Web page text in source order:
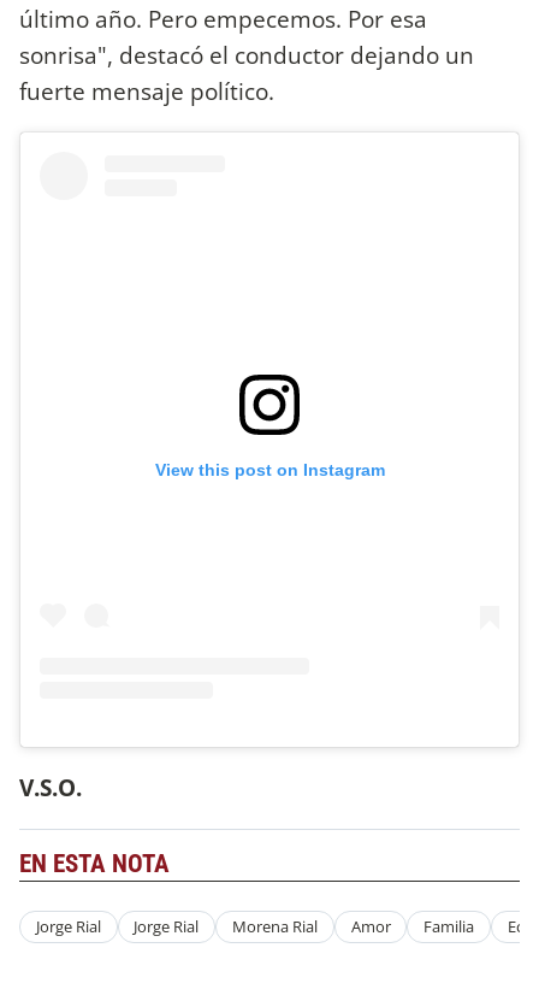
último año. Pero empecemos. Por esa
sonrisa", destacó el conductor dejando un
fuerte mensaje político.
View this post on Instagram
V.S.O.
EN ESTA NOTA
Jorge Rial Jorge Rial Morena Rial Amor Familia